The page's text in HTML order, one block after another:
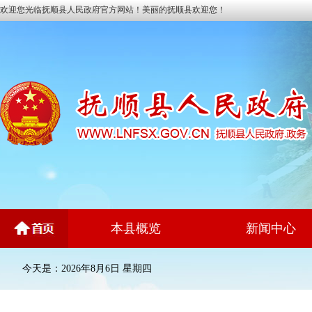
欢迎您光临抚顺县人民政府官方网站！美丽的抚顺县欢迎您！
本县概览 新闻中心
今天是：2026年8月6日 星期四